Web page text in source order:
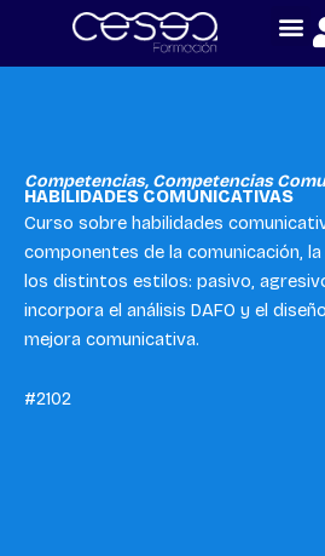
content
Competencias, Competencias
HABILIDADES COMUNICATIVAS
Curso sobre habilidades
componentes de la comunicación, la
los distintos estilos: pasivo,
incorpora el análisis DAFO y el
mejora comunicativa.
#2102